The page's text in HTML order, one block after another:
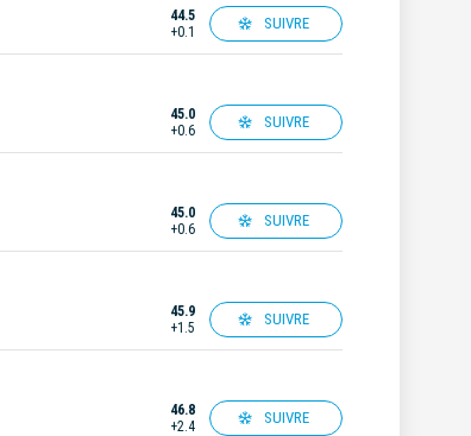
44.5
+0.1
SUIVRE
45.0
+0.6
SUIVRE
45.0
+0.6
SUIVRE
45.9
+1.5
SUIVRE
46.8
+2.4
SUIVRE